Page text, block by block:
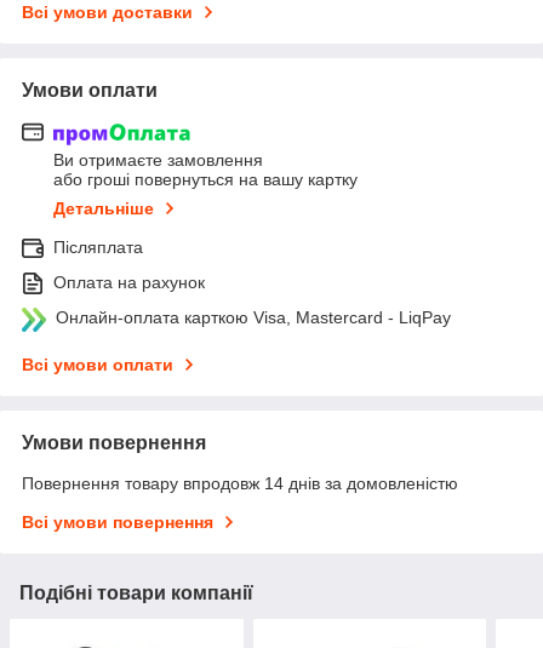
Всі умови доставки
Умови оплати
Ви отримаєте замовлення
або гроші повернуться на вашу картку
Детальніше
Післяплата
Оплата на рахунок
Онлайн-оплата карткою Visa, Mastercard - LiqPay
Всі умови оплати
Умови повернення
Повернення товару впродовж 14 днів за домовленістю
Всі умови повернення
Подібні товари компанії